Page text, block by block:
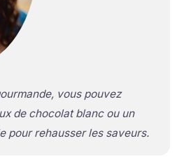
vous pouvez
de chocolat blanc ou un
pour rehausser les saveurs.